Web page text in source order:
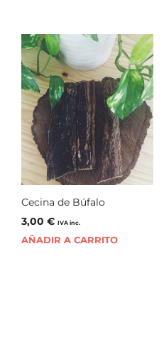
Cecina de Búfalo
3,00 € IVA inc.
AÑADIR A CARRITO